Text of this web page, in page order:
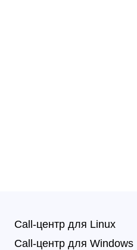
Call-центр для Linux
Call-центр для Windows